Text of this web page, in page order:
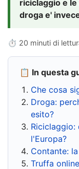
riciclaggio e
droga e'
⏱ 20 minuti di
📋 In questa
Che cosa
Droga:
esito?
Riciclaggio:
l'Europa?
Contante:
Truffa